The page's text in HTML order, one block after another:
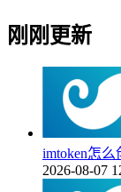
刚刚更新
imtoken怎
2026-08-07